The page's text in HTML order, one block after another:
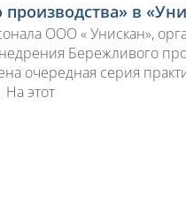
в
ООО « Унискан»,
Бережливого
очередная серия
этот